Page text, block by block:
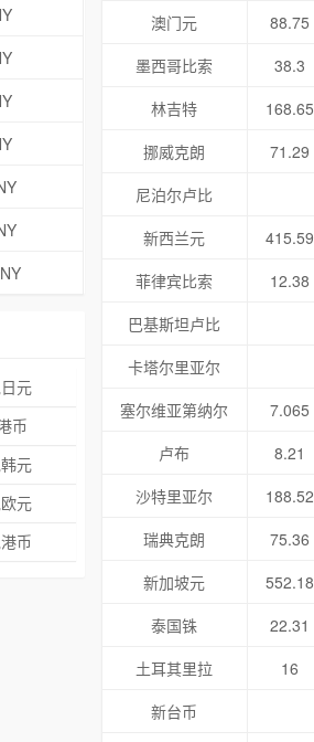
元
币
元
元
币
澳门元
88.75
墨西哥比索
38.3
林吉特
168.65
挪威克朗
71.29
尼泊尔卢比
新西兰元
415.59
菲律宾比索
12.38
巴基斯坦卢比
卡塔尔里亚尔
塞尔维亚第纳尔
7.065
卢布
8.21
沙特里亚尔
188.52
瑞典克朗
75.36
新加坡元
552.18
泰国铢
22.31
土耳其里拉
16
新台币